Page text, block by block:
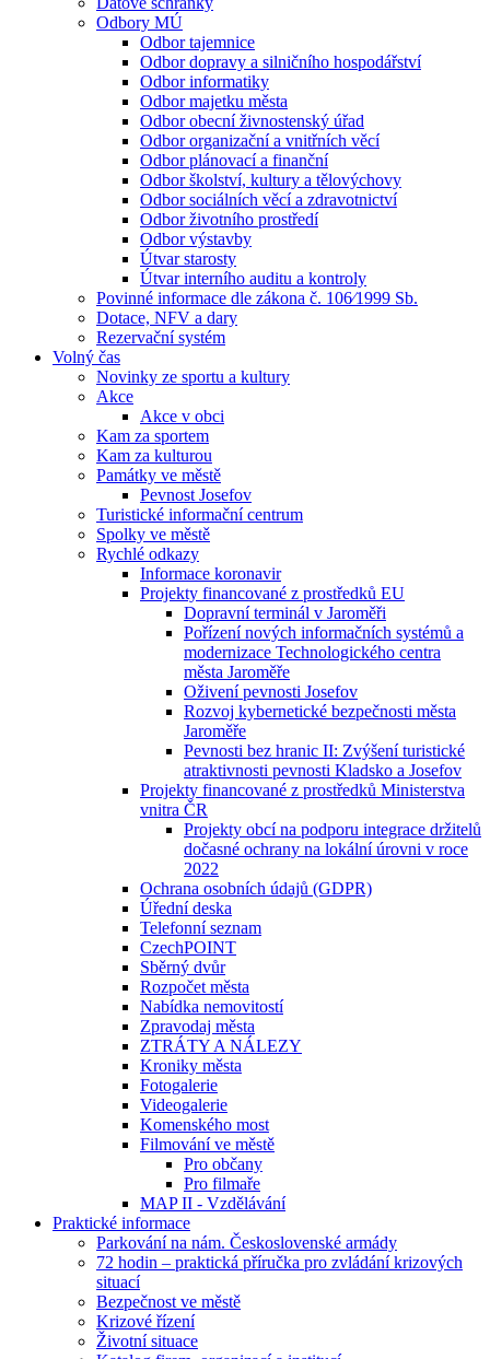
Odbory MÚ
Odbor tajemnice
Odbor dopravy a silničního hospodářství
Odbor informatiky
Odbor majetku města
Odbor obecní živnostenský úřad
Odbor organizační a vnitřních věcí
Odbor plánovací a finanční
Odbor školství, kultury a tělovýchovy
Odbor sociálních věcí a zdravotnictví
Odbor životního prostředí
Odbor výstavby
Útvar starosty
Útvar interního auditu a kontroly
Povinné informace dle zákona č. 106⁄1999 Sb.
Dotace, NFV a dary
Rezervační systém
Volný čas
Novinky ze sportu a kultury
Akce
Akce v obci
Kam za sportem
Kam za kulturou
Památky ve městě
Pevnost Josefov
Turistické informační centrum
Spolky ve městě
Rychlé odkazy
Informace koronavir
Projekty financované z prostředků EU
Dopravní terminál v Jaroměři
Pořízení nových informačních systémů a
modernizace Technologického centra
města Jaroměře
Oživení pevnosti Josefov
Rozvoj kybernetické bezpečnosti města
Jaroměře
Pevnosti bez hranic II: Zvýšení turistické
atraktivnosti pevnosti Kladsko a Josefov
Projekty financované z prostředků Ministerstva
vnitra ČR
Projekty obcí na podporu integrace držitelů
dočasné ochrany na lokální úrovni v roce
2022
Ochrana osobních údajů (GDPR)
Úřední deska
Telefonní seznam
CzechPOINT
Sběrný dvůr
Rozpočet města
Nabídka nemovitostí
Zpravodaj města
ZTRÁTY A NÁLEZY
Kroniky města
Fotogalerie
Videogalerie
Komenského most
Filmování ve městě
Pro občany
Pro filmaře
MAP II - Vzdělávání
Praktické informace
Parkování na nám. Československé armády
72 hodin – praktická příručka pro zvládání krizových
situací
Bezpečnost ve městě
Krizové řízení
Životní situace